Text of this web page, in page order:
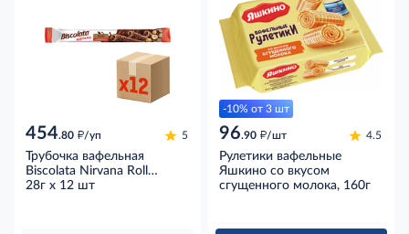
454.80 д/уп 5
Трубочка вафельная
Biscolata Nirvana Roll
Hazelnut с молочным
28г х 12 шт
-10% от 3 шт
96.90 д/шт 4.5
Рулетики вафельные
Яшкино со вкусом
сгущенного молока, 160г